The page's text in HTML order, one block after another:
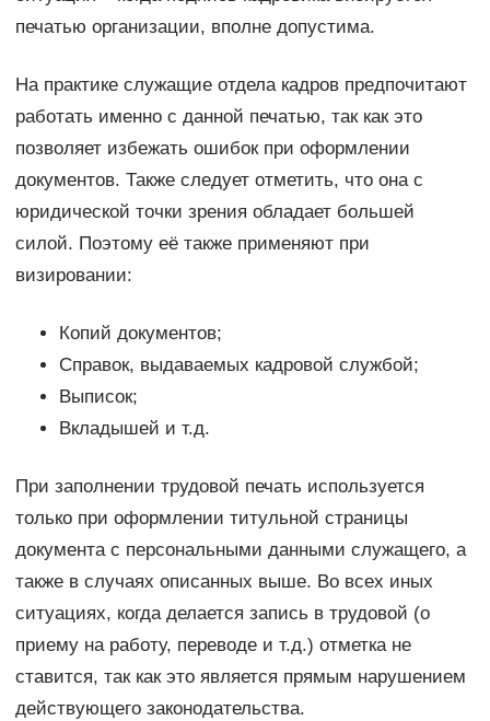
печатью организации, вполне допустима.
На практике служащие отдела кадров предпочитают
работать именно с данной печатью, так как это
позволяет избежать ошибок при оформлении
документов. Также следует отметить, что она с
юридической точки зрения обладает большей
силой. Поэтому её также применяют при
визировании:
Копий документов;
Справок, выдаваемых кадровой службой;
Выписок;
Вкладышей и т.д.
При заполнении трудовой печать используется
только при оформлении титульной страницы
документа с персональными данными служащего, а
также в случаях описанных выше. Во всех иных
ситуациях, когда делается запись в трудовой (о
приему на работу, переводе и т.д.) отметка не
ставится, так как это является прямым нарушением
действующего законодательства.